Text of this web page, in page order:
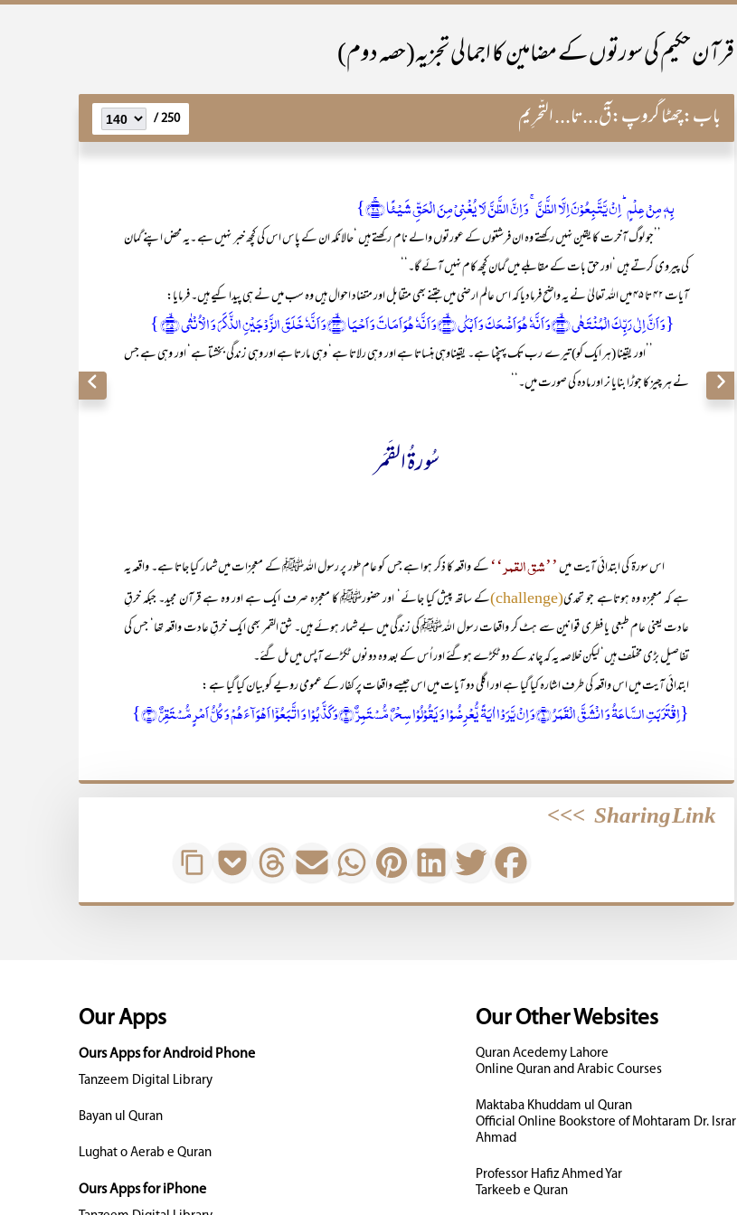
قرآن حکیم کی سورتوں کے مضامین کا اجمالی تجزیہ(حصہ دوم)
باب:چھٹا گروپ:قٓ...تا... التَّحرِیم 250 /
بِہٖ مِنۡ عِلۡمٍ ؕ اِنۡ یَّتَّبِعُوۡنَ اِلَّا الظَّنَّ ۚ وَ اِنَّ الظَّنَّ لَا یُغۡنِیۡ مِنَ الۡحَقِّ شَیۡئًا ﴿ۚ۲۸﴾}
’’جو لوگ آخرت کا یقین نہیں رکھتے وہ ان فرشتوں کے عورتوں والے نام رکھتے ہیں ‘حالانکہ ان کے پاس اس کی کچھ خبر نہیں ہے ۔یہ محض اپنے گمان
کی پیروی کرتے ہیں ‘اور حق بات کے مقابلے میں گمان کچھ کام نہیں آئے گا۔‘‘
آیات ۴۲ تا ۴۵ میں اللہ تعالیٰ نے یہ واضح فرمادیا کہ اس عالم ارضی میں جتنے بھی متقابل اور متضاد احوال ہیں وہ سب میں نے ہی پیدا کیے ہیں۔ فرمایا:
{وَ اَنَّ اِلٰی رَبِّکَ الۡمُنۡتَہٰی ﴿ۙ۴۲﴾وَ اَنَّہٗ ہُوَ اَضۡحَکَ وَ اَبۡکٰی ﴿ۙ۴۳﴾وَ اَنَّہٗ ہُوَ اَمَاتَ وَ اَحۡیَا ﴿ۙ۴۴﴾وَ اَنَّہٗ خَلَقَ الزَّوۡجَیۡنِ الذَّکَرَ وَ الۡاُنۡثٰی ﴿ۙ۴۵﴾ }
’’اور یقینا (ہر ایک کو) تیرے رب تک پہنچنا ہے۔ یقیناوہی ہنساتا ہے اور وہی رلاتا ہے‘ وہی مارتا ہے اور وہی زندگی بخشتا ہے‘ اور وہی ہے جس
نے ہر چیز کا جوڑا بنایا نر اور مادہ کی صورت میں۔‘‘
سُورۃُ القَمَر
اس سورۃ کی ابتدائی آیت میں’’شق القمر‘‘کے واقعہ کا ذکر ہوا ہے جس کو عام طور پر رسول اللہﷺ کے معجزات میں شمار کیا جاتا ہے۔ واقعہ یہ
ہے کہ معجزہ وہ ہوتاہے جو تحدی(challenge)
کے ساتھ پیش کیا جائے‘ اور حضورﷺ کا معجزہ صرف ایک ہے اور وہ ہے قرآن مجید۔ جبکہ خرقِ
عادت یعنی عام طبعی یا فطری قوانین سے ہٹ کر واقعات رسول اللہﷺ کی زندگی میں بے شمار ہوئے ہیں۔ شق القمر بھی ایک خرقِ عادت واقعہ تھا‘ جس کی
تفاصیل بڑی مختلف ہیں‘ لیکن خلاصہ یہ کہ چاند کے دو ٹکڑے ہوگئے اور اُس کے بعد وہ دونوں ٹکڑے آپس میں مل گئے۔
ابتدائی آیت میں اس واقعہ کی طرف اشارہ کیا گیا ہے اور اگلی دو آیات میں اس جیسے واقعات پر کفار کے عمومی رویے کو بیان کیا گیا ہے :
{اِقۡتَرَبَتِ السَّاعَۃُ وَ انۡشَقَّ الۡقَمَرُ ﴿۱﴾وَ اِنۡ یَّرَوۡا اٰیَۃً یُّعۡرِضُوۡا وَ یَقُوۡلُوۡا سِحۡرٌ مُّسۡتَمِرٌّ ﴿۲﴾وَ کَذَّبُوۡا وَ اتَّبَعُوۡۤا اَہۡوَآءَہُمۡ وَ کُلُّ اَمۡرٍ مُّسۡتَقِرٌّ ﴿۳﴾}
Sharing Link
>>>
Our Other Websites
Quran Acedemy Lahore
Online Quran and Arabic Courses
Maktaba Khuddam ul Quran
Official Online Bookstore of Mohtaram Dr. Israr
Ahmad
Professor Hafiz Ahmed Yar
Tarkeeb e Quran
Our Apps
Ours Apps for Android Phone
Tanzeem Digital Library
Bayan ul Quran
Lughat o Aerab e Quran
Ours Apps for iPhone